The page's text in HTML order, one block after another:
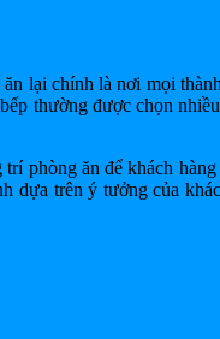
lại chính là nơi mọi
thường được chọn
phòng ăn để khách
dựa trên ý tưởng của